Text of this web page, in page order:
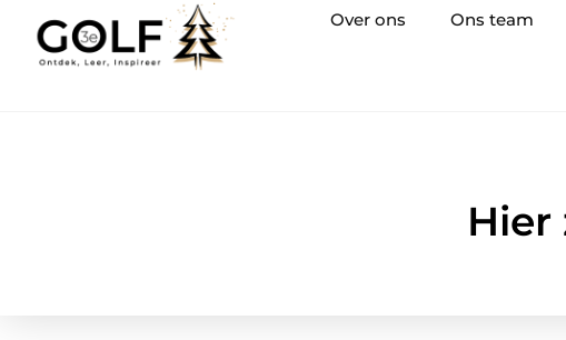
Over ons Ons team